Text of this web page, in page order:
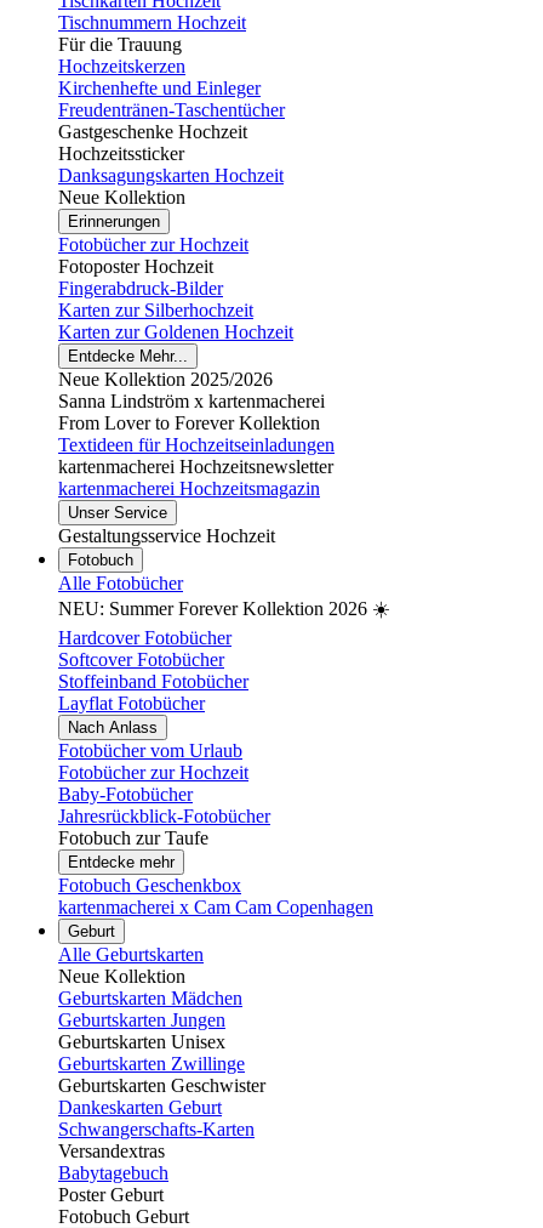
Tischnummern Hochzeit
Für die Trauung
Hochzeitskerzen
Kirchenhefte und Einleger
Freudentränen-Taschentücher
Gastgeschenke Hochzeit
Hochzeitssticker
Danksagungskarten Hochzeit
Neue Kollektion
Erinnerungen
Fotobücher zur Hochzeit
Fotoposter Hochzeit
Fingerabdruck-Bilder
Karten zur Silberhochzeit
Karten zur Goldenen Hochzeit
Entdecke Mehr...
Neue Kollektion 2025/2026
Sanna Lindström x kartenmacherei
From Lover to Forever Kollektion
Textideen für Hochzeitseinladungen
kartenmacherei Hochzeitsnewsletter
kartenmacherei Hochzeitsmagazin
Unser Service
Gestaltungsservice Hochzeit
Fotobuch
Alle Fotobücher
NEU: Summer Forever Kollektion 2026 ☀️
Hardcover Fotobücher
Softcover Fotobücher
Stoffeinband Fotobücher
Layflat Fotobücher
Nach Anlass
Fotobücher vom Urlaub
Fotobücher zur Hochzeit
Baby-Fotobücher
Jahresrückblick-Fotobücher
Fotobuch zur Taufe
Entdecke mehr
Fotobuch Geschenkbox
kartenmacherei x Cam Cam Copenhagen
Geburt
Alle Geburtskarten
Neue Kollektion
Geburtskarten Mädchen
Geburtskarten Jungen
Geburtskarten Unisex
Geburtskarten Zwillinge
Geburtskarten Geschwister
Dankeskarten Geburt
Schwangerschafts-Karten
Versandextras
Babytagebuch
Poster Geburt
Fotobuch Geburt